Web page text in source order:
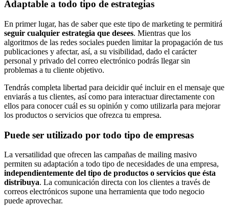
Adaptable a todo tipo de estrategias
En primer lugar, has de saber que este tipo de marketing te permitirá
seguir cualquier estrategia que desees. Mientras que los
algoritmos de las redes sociales pueden limitar la propagación de tus
publicaciones y afectar, así, a su visibilidad, dado el carácter
personal y privado del correo electrónico podrás llegar sin
problemas a tu cliente objetivo.
Tendrás completa libertad para deicidir qué incluir en el mensaje que
enviarás a tus clientes, así como para interactuar directamente con
ellos para conocer cuál es su opinión y como utilizarla para mejorar
los productos o servicios que ofrezca tu empresa.
Puede ser utilizado por todo tipo de empresas
La versatilidad que ofrecen las campañas de mailing masivo
permiten su adaptación a todo tipo de necesidades de una empresa,
independientemente del tipo de productos o servicios que ésta
distribuya. La comunicación directa con los clientes a través de
correos electrónicos supone una herramienta que todo negocio
puede aprovechar.